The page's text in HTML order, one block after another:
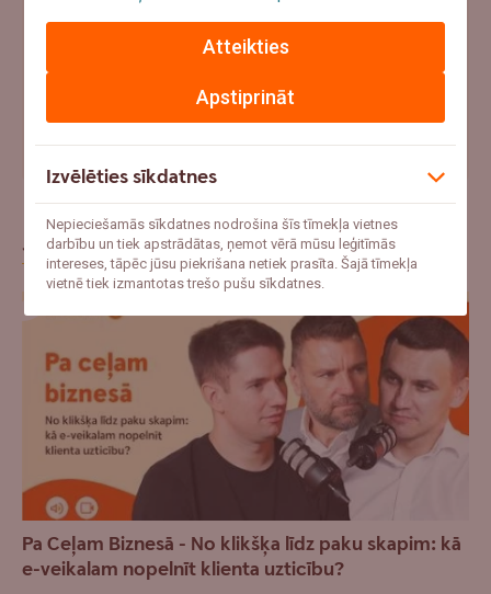
"Ar mani jau tā nenotiks" – uzzini pieredzes stāstus par
apdrošināšanas gadījumiem
Jaunākie raksti
Pa Ceļam Biznesā - No klikšķa līdz paku skapim: kā
e-veikalam nopelnīt klienta uzticību?
Apstiprināt
Atteikties
Izvēlēties sīkdatnes
Nepieciešamās sīkdatnes nodrošina šīs tīmekļa vietnes
darbību un tiek apstrādātas, ņemot vērā mūsu leģitīmās
intereses, tāpēc jūsu piekrišana netiek prasīta. Šajā tīmekļa
vietnē tiek izmantotas trešo pušu sīkdatnes.